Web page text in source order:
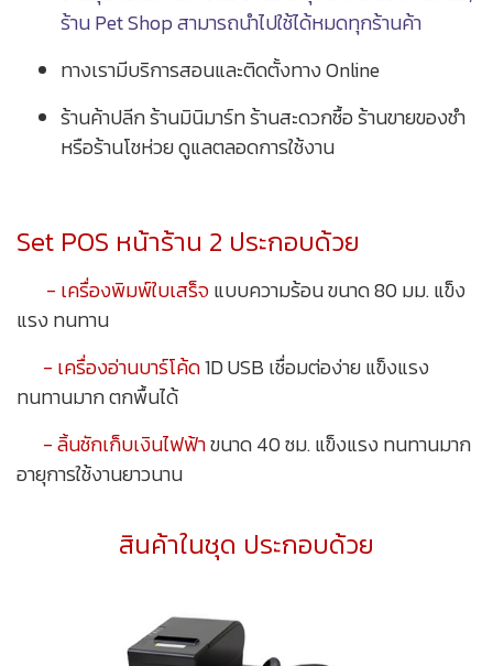
ร้าน Pet Shop สามารถนำไปใช้ได้หมดทุกร้านค้า
ทางเรามีบริการสอนและติดตั้งทาง Online
ร้านค้าปลีก ร้านมินิมาร์ท ร้านสะดวกซื้อ ร้านขายของชำ
หรือร้านโชห่วย ดูแลตลอดการใช้งาน
Set POS หน้าร้าน 2 ประกอบด้วย
- เครื่องพิมพ์ใบเสร็จแบบความร้อน ขนาด 80 มม. แข็ง
แรง ทนทาน
- เครื่องอ่านบาร์โค้ด1D USB เชื่อมต่อง่าย แข็งแรง
ทนทานมาก ตกพื้นได้
- ลิ้นชักเก็บเงินไฟฟ้าขนาด 40 ซม. แข็งแรง ทนทานมาก
อายุการใช้งานยาวนาน
สินค้าในชุด ประกอบด้วย